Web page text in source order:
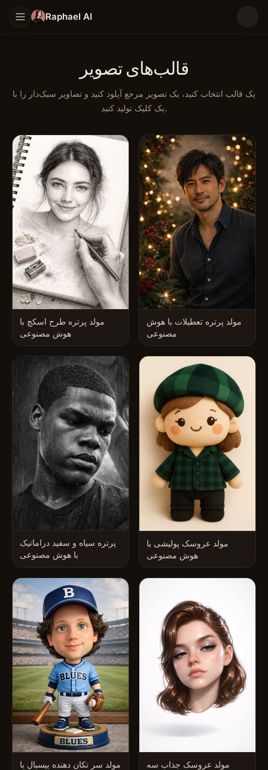
Raphael AI
قالب‌های تصویر
یک قالب انتخاب کنید، یک تصویر مرجع آپلود کنید و تصاویر سبک‌دار را با
یک کلیک تولید کنید.
مولد پرتره طرح اسکچ با
هوش مصنوعی
مولد پرتره تعطیلات با هوش
مصنوعی
پرتره سیاه و سفید دراماتیک
با هوش مصنوعی
مولد عروسک پولیشی با
هوش مصنوعی
مولد سر تکان دهنده بیسبال با
مولد عروسک جذاب سه